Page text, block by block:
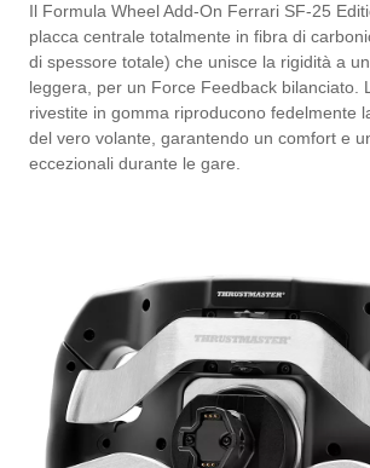
Il Formula Wheel Add-On Ferrari SF-25
placca centrale totalmente in fibra di
di spessore totale) che unisce la rigidità a
leggera, per un Force Feedback bilanciato.
rivestite in gomma riproducono fedelmente
del vero volante, garantendo un comfort e
eccezionali durante le gare.